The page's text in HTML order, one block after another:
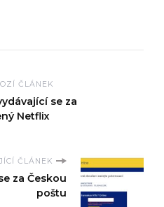
ČLÁNEK
se za
Netflix
ČLÁNEK
za Českou
poštu